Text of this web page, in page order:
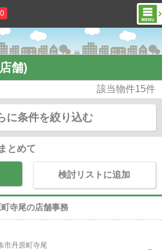
0
舗)
該当物件15件
に条件を絞り込む
とめて
検討リストに追加
寺尾の店舗事務
市丹原町寺尾